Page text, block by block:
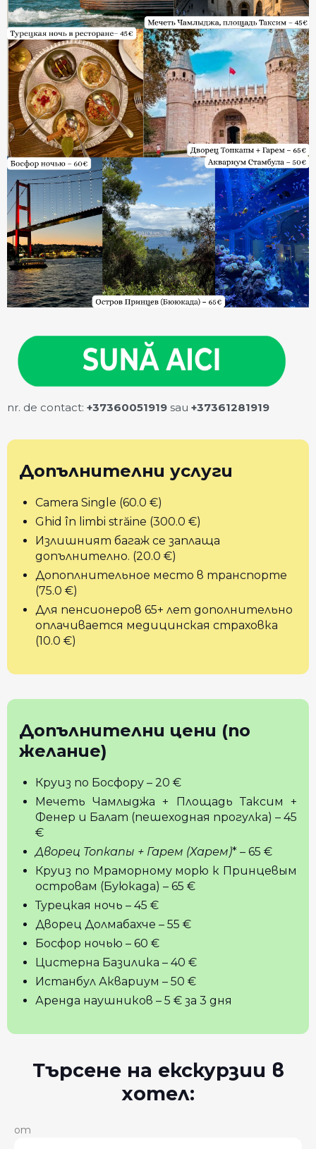
nr. de contact: +37360051919 sau +37361281919
Допълнителни услуги
Camera Single (60.0 €)
Ghid în limbi străine (300.0 €)
Излишният багаж се заплаща
допълнително. (20.0 €)
Допоплнительное место в транспорте
(75.0 €)
Для пенсионеров 65+ лет дополнительно
оплачивается медицинская страховка
(10.0 €)
Допълнителни цени (по
желание)
Круиз по Босфору – 20 €
Мечеть Чамлыджа + Площадь Таксим +
Фенер и Балат (пешеходная прогулка) – 45
€
Дворец Топкапы + Гарем (Харем)* – 65 €
Круиз по Мраморному морю к Принцевым
островам (Буюкада) – 65 €
Турецкая ночь – 45 €
Дворец Долмабахче – 55 €
Босфор ночью – 60 €
Цистерна Базилика – 40 €
Истанбул Аквариум – 50 €
Аренда наушников – 5 € за 3 дня
Търсене на екскурзии в
хотел:
от